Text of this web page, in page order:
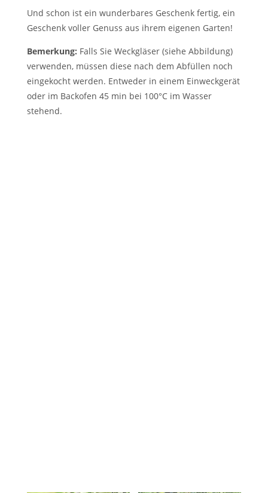
Und schon ist ein wunderbares Geschenk fertig, ein
Geschenk voller Genuss aus ihrem eigenen Garten!
Bemerkung: Falls Sie Weckgläser (siehe Abbildung)
verwenden, müssen diese nach dem Abfüllen noch
eingekocht werden. Entweder in einem Einweckgerät
oder im Backofen 45 min bei 100°C im Wasser
stehend.